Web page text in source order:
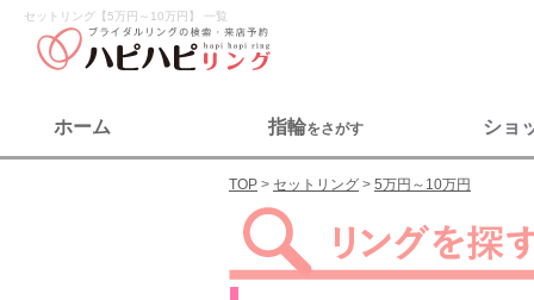
セットリング【5万円～10万円】 一覧
ホーム 指輪をさがす ショ
TOP セットリング 5万円～10万円